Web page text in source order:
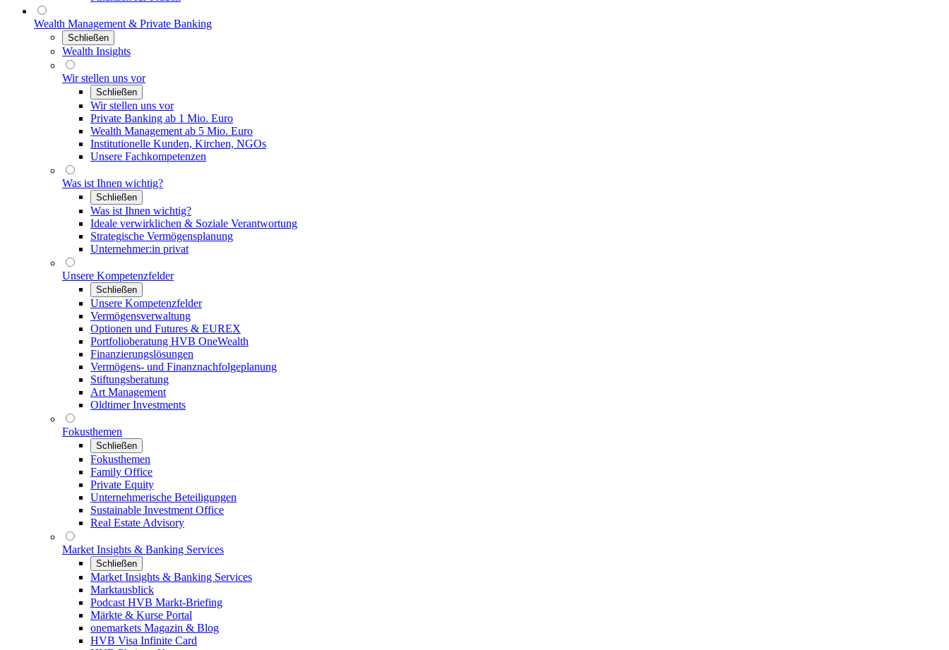
Wealth Management & Private Banking
Schließen
Wealth Insights
Wir stellen uns vor
Schließen
Wir stellen uns vor
Private Banking ab 1 Mio. Euro
Wealth Management ab 5 Mio. Euro
Institutionelle Kunden, Kirchen, NGOs
Unsere Fachkompetenzen
Was ist Ihnen wichtig?
Schließen
Was ist Ihnen wichtig?
Ideale verwirklichen & Soziale Verantwortung
Strategische Vermögensplanung
Unternehmer:in privat
Unsere Kompetenzfelder
Schließen
Unsere Kompetenzfelder
Vermögensverwaltung
Optionen und Futures & EUREX
Portfolioberatung HVB OneWealth
Finanzierungslösungen
Vermögens- und Finanznachfolgeplanung
Stiftungsberatung
Art Management
Oldtimer Investments
Fokusthemen
Schließen
Fokusthemen
Family Office
Private Equity
Unternehmerische Beteiligungen
Sustainable Investment Office
Real Estate Advisory
Market Insights & Banking Services
Schließen
Market Insights & Banking Services
Marktausblick
Podcast HVB Markt-Briefing
Märkte & Kurse Portal
onemarkets Magazin & Blog
HVB Visa Infinite Card